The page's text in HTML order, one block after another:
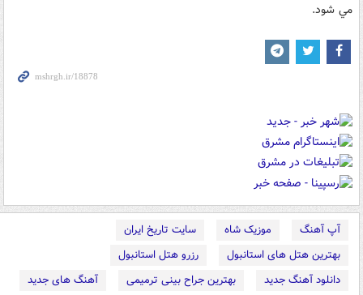
مي شود.
آپ آهنگ موزیک شاه
سایت تاریخ ایران
بهترین هتل های استانبول
رزرو هتل استانبول
دانلود آهنگ جدید
بهترین جراح بینی ترمیمی
آهنگ های جدید